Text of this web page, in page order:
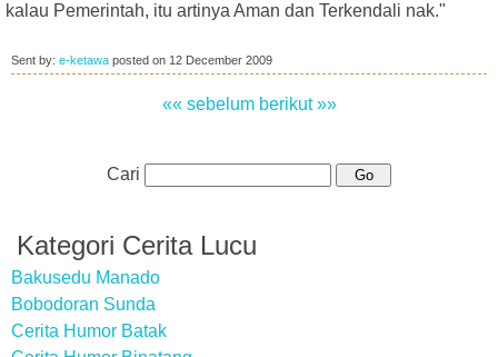
kalau Pemerintah, itu artinya Aman dan Terkendali nak."
Sent by: e-ketawa posted on 12 December 2009
«« sebelum berikut »»
Cari
Kategori Cerita Lucu
Bakusedu Manado
Bobodoran Sunda
Cerita Humor Batak